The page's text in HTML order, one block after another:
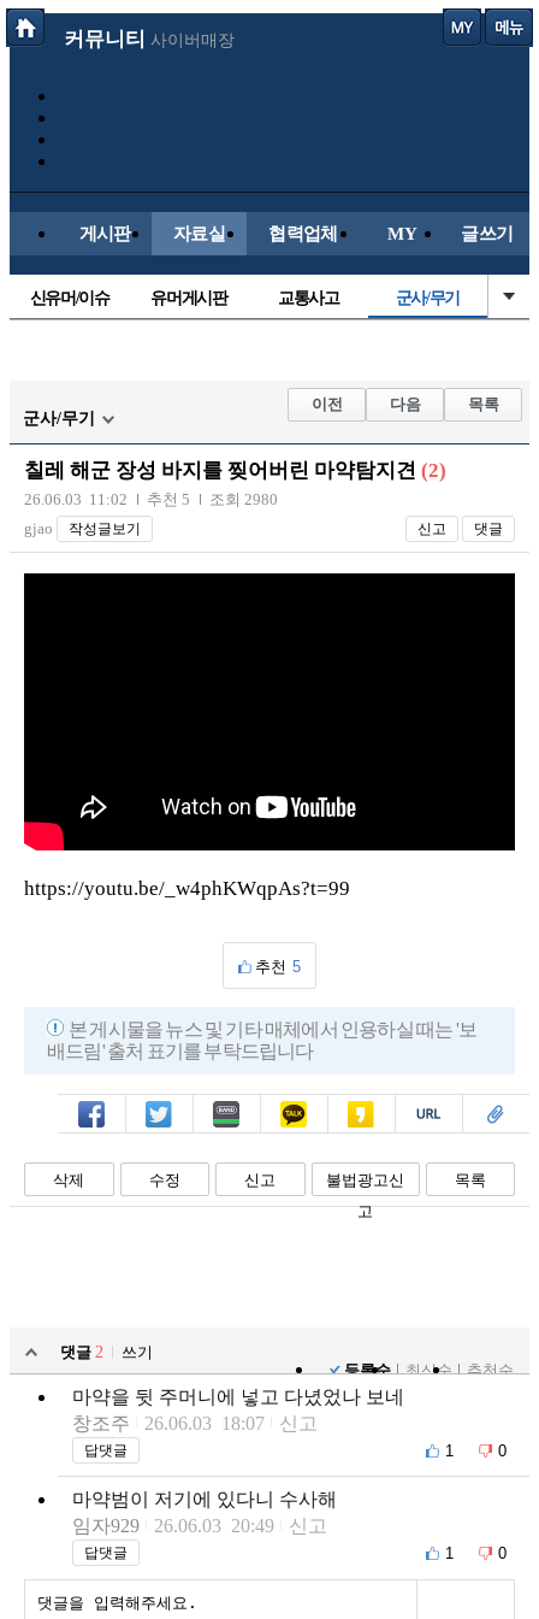
커뮤니티 사이버매장
게시판 자료실 협력업체 MY 글쓰기
신유머/이슈 유머게시판 교통사고 군사/무기
레이싱모델 자유사진
트럭/버스
장착시공사진
군사/무기
이전 다음 목록
칠레 해군 장성 바지를 찢어버린 마약탐지견 (2)
26.06.03 11:02 추천 5
조회 2980
gjao
작성글보기 신고 댓글
https://youtu.be/_w4phKWqpAs?t=99
추천 5
본 게시물을 뉴스 및 기타 매체에서 인용하실 때는 '보
배드림' 출처 표기를 부탁드립니다
페북 트윗 밴드 카톡 카스 복사 스크랩
삭제 수정 신고
불법광고신
고
목록
댓글 2
쓰기
등록순
최신순 추천순
마약을 뒷 주머니에 넣고 다녔었나 보네
창조주
26.06.03 18:07 신고
답댓글 1 0
마약범이 저기에 있다니 수사해
임자929
26.06.03 20:49 신고
답댓글 1 0